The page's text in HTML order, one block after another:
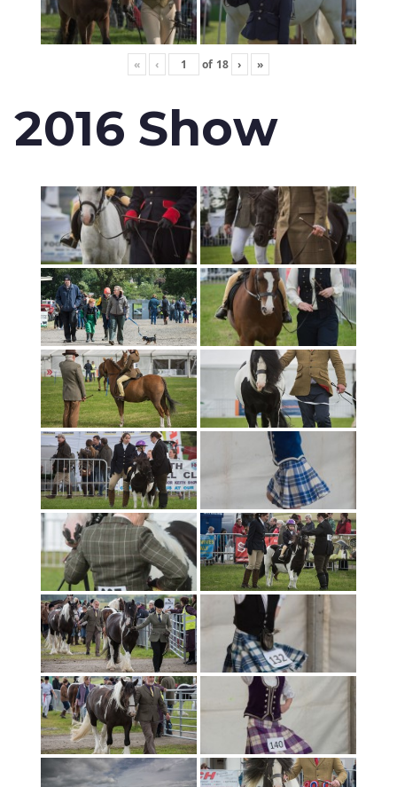
« ‹ of 18 › »
2016 Show